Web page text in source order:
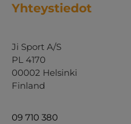
Yhteystiedot
Ji Sport A/S
PL 4170
00002 Helsinki
Finland
09 710 380